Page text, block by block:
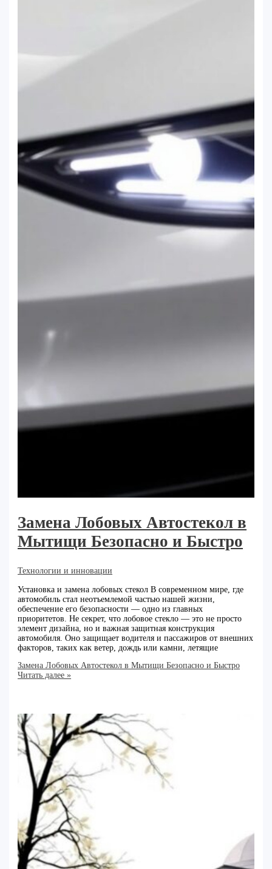
Замена Лобовых Автостекол в
Мытищи Безопасно и Быстро
Технологии и инновации
Установка и замена лобовых стекол В современном мире, где
автомобиль стал неотъемлемой частью нашей жизни,
обеспечение его безопасности — одно из главных
приоритетов. Не секрет, что лобовое стекло — это не просто
элемент дизайна, но и важная защитная конструкция
автомобиля. Оно защищает водителя и пассажиров от внешних
факторов, таких как ветер, дождь или камни, летящие
Замена Лобовых Автостекол в Мытищи Безопасно и Быстро
Читать далее »